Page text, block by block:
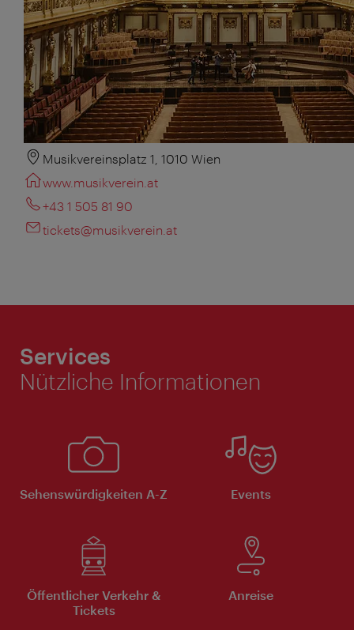
Musikvereinsplatz 1, 1010 Wien
www.musikverein.at
+43 1 505 81 90
tickets@musikverein.at
Services
Nützliche Informationen
Sehenswürdigkeiten A-Z Events
Öffentlicher Verkehr &
Tickets
Anreise